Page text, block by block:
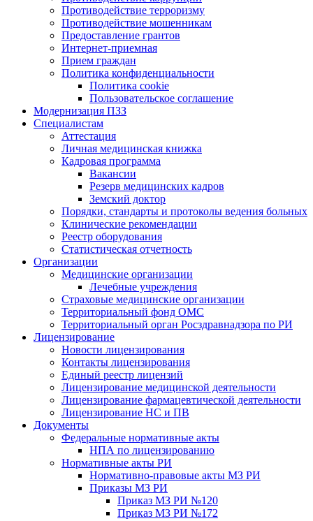
Противодействие терроризму
Противодействие мошенникам
Предоставление грантов
Интернет-приемная
Прием граждан
Политика конфиденциальности
Политика cookie
Пользовательское соглашение
Модернизация ПЗЗ
Специалистам
Аттестация
Личная медицинская книжка
Кадровая программа
Вакансии
Резерв медицинских кадров
Земский доктор
Порядки, стандарты и протоколы ведения больных
Клинические рекомендации
Реестр оборудования
Статистическая отчетность
Организации
Медицинские организации
Лечебные учреждения
Страховые медицинские организации
Территориальный фонд ОМС
Территориальный орган Росздравнадзора по РИ
Лицензирование
Новости лицензирования
Контакты лицензирования
Единый реестр лицензий
Лицензирование медицинской деятельности
Лицензирование фармацевтической деятельности
Лицензирование НС и ПВ
Документы
Федеральные нормативные акты
НПА по лицензированию
Нормативные акты РИ
Нормативно-правовые акты МЗ РИ
Приказы МЗ РИ
Приказ МЗ РИ №120
Приказ МЗ РИ №172